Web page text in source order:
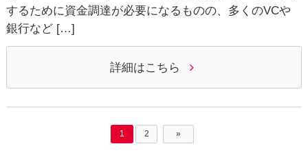
するために資金調達が必要になるものの、多くのVCや
銀行など […]
詳細はこちら
1 2 »